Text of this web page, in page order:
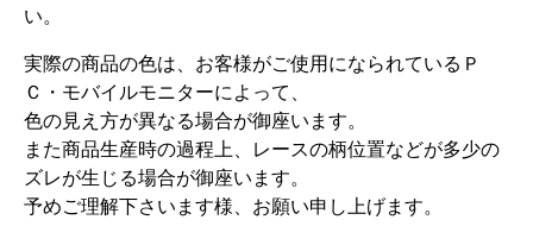
い。
実際の商品の色は、お客様がご使用になられているＰ
Ｃ・モバイルモニターによって、
色の見え方が異なる場合が御座います。
また商品生産時の過程上、レースの柄位置などが多少の
ズレが生じる場合が御座います。
予めご理解下さいます様、お願い申し上げます。